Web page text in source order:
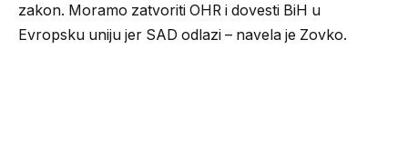
zakon. Moramo zatvoriti OHR i dovesti BiH u
Evropsku uniju jer SAD odlazi – navela je Zovko.